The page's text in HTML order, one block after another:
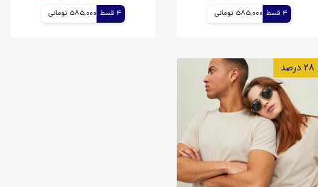
4 قسط 585,000 تومانی 4 قسط 585,000 تومانی
۲۸ درصد